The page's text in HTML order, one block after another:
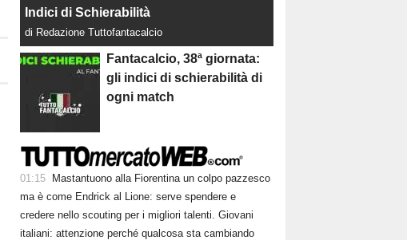
Indici di Schierabilità
di Redazione Tuttofantacalcio
Fantacalcio, 38ª giornata:
gli indici di schierabilità di
ogni match
01:15
Mastantuono alla Fiorentina un colpo pazzesco
ma è come Endrick al Lione: serve spendere e
credere nello scouting per i migliori talenti. Giovani
italiani: attenzione perché qualcosa sta cambiando